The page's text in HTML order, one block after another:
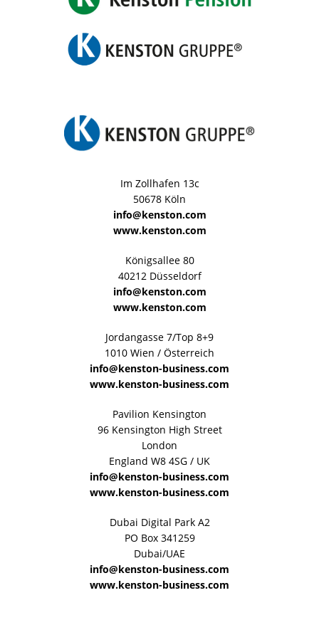
Im Zollhafen 13c
50678 Köln
info@kenston.com
www.kenston.com
Königsallee 80
40212 Düsseldorf
info@kenston.com
www.kenston.com
Jordangasse 7/Top 8+9
1010 Wien / Österreich
info@kenston-business.com
www.kenston-business.com
Pavilion Kensington
96 Kensington High Street
London
England W8 4SG / UK
info@kenston-business.com
www.kenston-business.com
Dubai Digital Park A2
PO Box 341259
Dubai/UAE
info@kenston-business.com
www.kenston-business.com